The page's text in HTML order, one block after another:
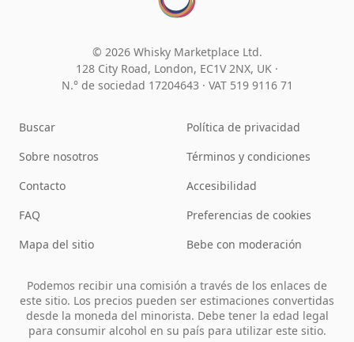
© 2026 Whisky Marketplace Ltd.
128 City Road, London, EC1V 2NX, UK ·
N.° de sociedad 17204643 · VAT 519 9116 71
Buscar
Sobre nosotros
Contacto
FAQ
Mapa del sitio
Política de privacidad
Términos y condiciones
Accesibilidad
Preferencias de cookies
Bebe con moderación
Podemos recibir una comisión a través de los enlaces de
este sitio. Los precios pueden ser estimaciones convertidas
desde la moneda del minorista. Debe tener la edad legal
para consumir alcohol en su país para utilizar este sitio.